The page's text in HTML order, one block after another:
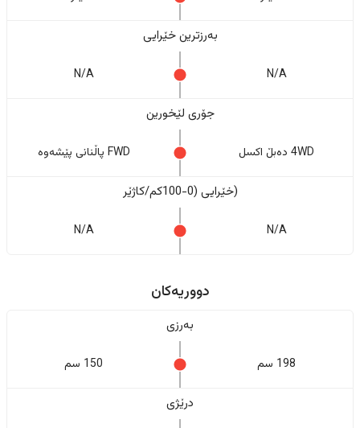
بەرزترین خێرایی
N/A
N/A
جۆری لێخورین
4WD دەبڵ اکسل FWD پاڵنانی پێشەوە
(خێرایی (0-100کم/کاژێر
N/A
N/A
دووریەکان
بەرزی
198 سم 150 سم
درێژی